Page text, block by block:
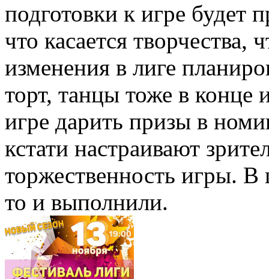
подготовки к игре
что касается творчества,
изменения в лиге
торт, танцы тоже в
игре дарить призы в
кстати настраивают
торжественность игры. В
то и выполнили.